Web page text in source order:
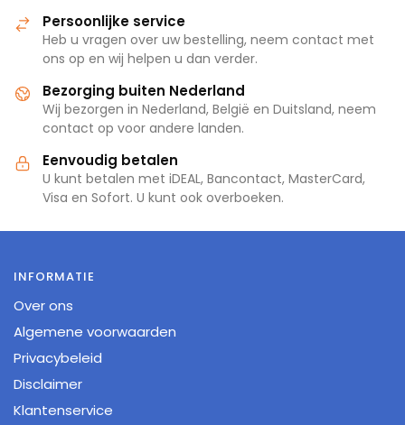
Persoonlijke service
Heb u vragen over uw bestelling, neem contact met
ons op en wij helpen u dan verder.
Bezorging buiten Nederland
Wij bezorgen in Nederland, België en Duitsland, neem
contact op voor andere landen.
Eenvoudig betalen
U kunt betalen met iDEAL, Bancontact, MasterCard,
Visa en Sofort. U kunt ook overboeken.
INFORMATIE
Over ons
Algemene voorwaarden
Privacybeleid
Disclaimer
Klantenservice